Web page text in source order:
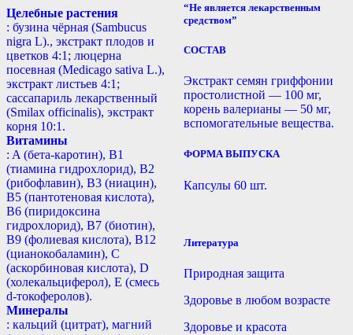
Целебные растения
: бузина чёрная (Sambucus
nigra L)., экстракт плодов и
цветков 4:1; люцерна
посевная (Medicago sativa L.),
экстракт листьев 4:1;
сассапариль лекарственный
(Smilax officinalis), экстракт
корня 10:1.
Витамины
: A (бета-каротин), B1
(тиамина гидрохлорид), B2
(рибофлавин), B3 (ниацин),
B5 (пантотеновая кислота),
B6 (пиридоксина
гидрохлорид), B7 (биотин),
B9 (фолиевая кислота), B12
(цианокобаламин), С
(аскорбиновая кислота), D
(холекальциферол), E (смесь
d-токоферолов).
Минералы
: кальций (цитрат), магний
“Не является лекарственным
средством”
СОСТАВ
Экстракт семян гриффонии
простолистной — 100 мг,
корень валерианы — 50 мг,
вспомогательные вещества.
ФОРМА ВЫПУСКА
Капсулы 60 шт.
Литература
Природная защита
Здоровье в любом возрасте
Здоровье и красота